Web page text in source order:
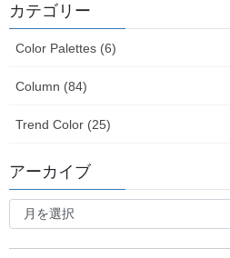
カリテスが考えるパーソナルカラー
Fashion×Color
Beauty×Color
Interior×Color
Design×Color
コラム
About us
カテゴリー
Color Palettes (6)
Column (84)
Trend Color (25)
アーカイブ
ア